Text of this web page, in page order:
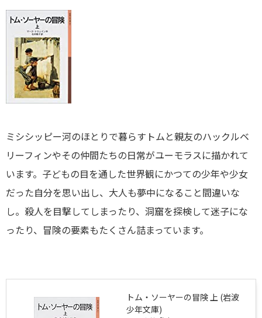
ミシシッピー河のほとりで暮らすトムと親友のハックルベ
リーフィンやその仲間たちの日常がユーモラスに描かれて
います。子どもの目を通した世界観にかつての少年や少女
だった自分を思い出し、大人も夢中になること間違いな
し。殺人を目撃してしまったり、洞窟を探検して迷子にな
ったり、冒険の要素もたくさん詰まっています。
トム・ソーヤーの冒険 上 (岩波
少年文庫)